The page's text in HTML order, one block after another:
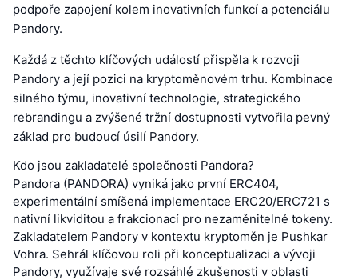
podpoře zapojení kolem inovativních funkcí a potenciálu
Pandory.
Každá z těchto klíčových událostí přispěla k rozvoji
Pandory a její pozici na kryptoměnovém trhu. Kombinace
silného týmu, inovativní technologie, strategického
rebrandingu a zvýšené tržní dostupnosti vytvořila pevný
základ pro budoucí úsilí Pandory.
Kdo jsou zakladatelé společnosti Pandora?
Pandora (PANDORA) vyniká jako první ERC404,
experimentální smíšená implementace ERC20/ERC721 s
nativní likviditou a frakcionací pro nezaměnitelné tokeny.
Zakladatelem Pandory v kontextu kryptoměn je Pushkar
Vohra. Sehrál klíčovou roli při konceptualizaci a vývoji
Pandory, využívaje své rozsáhlé zkušenosti v oblasti